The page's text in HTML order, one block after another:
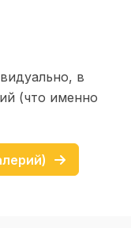
в
(что именно